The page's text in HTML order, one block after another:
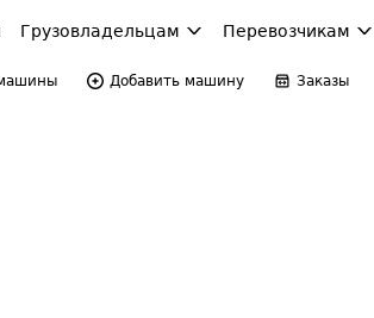
Грузовладельцам Перевозчикам
Добавить машину Заказы